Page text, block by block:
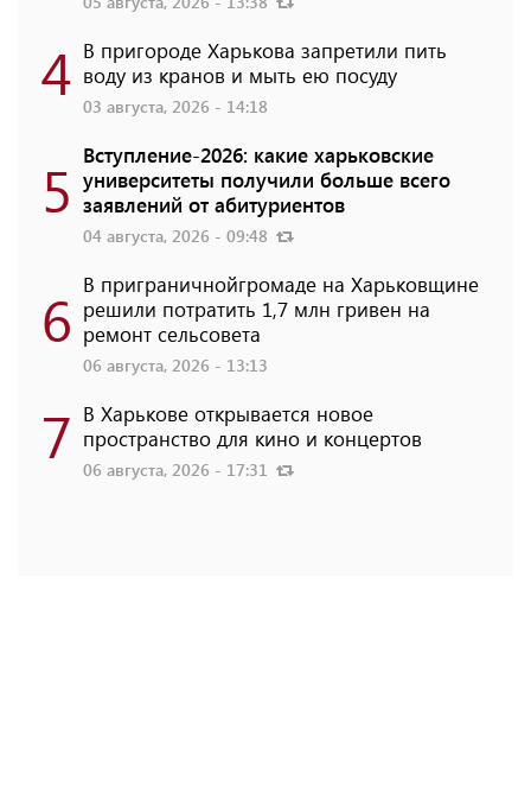
4 В пригороде Харькова запретили пить
воду из кранов и мыть ею посуду
03 августа, 2026 - 14:18
5 Вступление-2026: какие харьковские
университеты получили больше всего
заявлений от абитуриентов
04 августа, 2026 - 09:48
6 В приграничнойгромаде на Харьковщине
решили потратить 1,7 млн ​​гривен на
ремонт сельсовета
06 августа, 2026 - 13:13
7 В Харькове открывается новое
пространство для кино и концертов
06 августа, 2026 - 17:31